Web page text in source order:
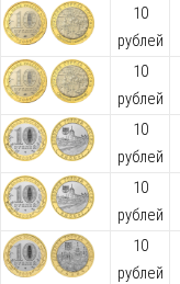
10
рублей
10
рублей
10
рублей
10
рублей
10
рублей